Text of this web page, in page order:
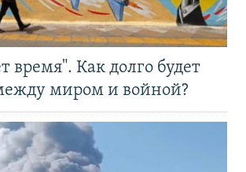
время". Как долго будет
миром и войной?